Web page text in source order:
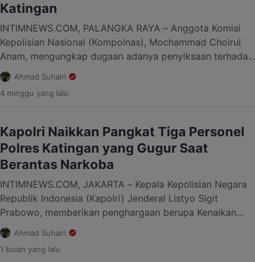
Katingan
INTIMNEWS.COM, PALANGKA RAYA – Anggota Komisi
Kepolisian Nasional (Kompolnas), Mochammad Choirul
Anam, mengungkap dugaan adanya penyiksaan terhadap
tiga personel Polres Katingan yang gugur saat operasi
penggerebekan bandar narkoba di Desa Tumbang
Kalemei, Kecamatan Katingan Tengah beberapa waktu lalu.
bersama Kepala Kepolisian Daerah (Kapolda) Kalimantan
Tengah (Kalteng), Irjen Pol […]
Ahmad Suhairi
4 minggu yang lalu
Kapolri Naikkan Pangkat Tiga Personel
Polres Katingan yang Gugur Saat
Berantas Narkoba
INTIMNEWS.COM, JAKARTA – Kepala Kepolisian Negara
Republik Indonesia (Kapolri) Jenderal Listyo Sigit
Prabowo, memberikan penghargaan berupa Kenaikan
Pangkat Luar Biasa (KPLB) Anumerta kepada tiga personel
Satresnarkoba Polres Katingan yang gugur saat
menjalankan tugas pengungkapan kasus narkotika di Desa
Ahmad Suhairi
1 bulan yang lalu